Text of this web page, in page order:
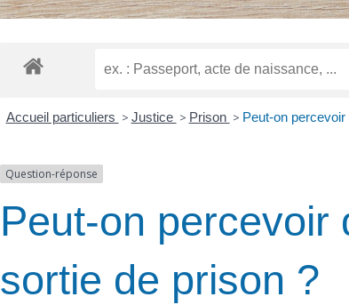
Accueil particuliers > Justice > Prison > Peut-on
Question-réponse
Peut-on percevoir
sortie de prison ?